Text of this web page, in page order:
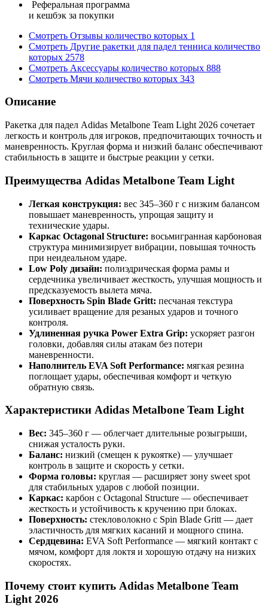
Реферальная программа
и кешбэк за покупки
Смотреть Отзывы количество которых 1
Смотреть Другие ракетки для падел тенниса количество
которых 2578
Смотреть Аксессуары количество которых 888
Смотреть Мячи количество которых 343
Описание
Ракетка для падел Adidas Metalbone Team Light 2026 сочетает
легкость и контроль для игроков, предпочитающих точность и
маневренность. Круглая форма и низкий баланс обеспечивают
стабильность в защите и быстрые реакции у сетки.
Преимущества Adidas Metalbone Team Light
Легкая конструкция: вес 345–360 г с низким балансом
повышает маневренность, упрощая защиту и
технические удары.
Каркас Octagonal Structure: восьмигранная карбоновая
структура минимизирует вибрации, повышая точность
при неидеальном ударе.
Low Poly дизайн: полиэдрическая форма рамы и
сердечника увеличивает жесткость, улучшая мощность и
предсказуемость вылета мяча.
Поверхность Spin Blade Gritt: песчаная текстура
усиливает вращение для резаных ударов и точного
контроля.
Удлиненная ручка Power Extra Grip: ускоряет разгон
головки, добавляя силы атакам без потери
маневренности.
Наполнитель EVA Soft Performance: мягкая резина
поглощает удары, обеспечивая комфорт и четкую
обратную связь.
Характеристики Adidas Metalbone Team Light
Вес: 345–360 г — облегчает длительные розыгрыши,
снижая усталость руки.
Баланс: низкий (смещен к рукоятке) — улучшает
контроль в защите и скорость у сетки.
Форма головы: круглая — расширяет зону sweet spot
для стабильных ударов с любой позиции.
Каркас: карбон с Octagonal Structure — обеспечивает
жесткость и устойчивость к кручению при блоках.
Поверхность: стекловолокно с Spin Blade Gritt — дает
эластичность для мягких касаний и мощного спина.
Сердцевина: EVA Soft Performance — мягкий контакт с
мячом, комфорт для локтя и хорошую отдачу на низких
скоростях.
Почему стоит купить Adidas Metalbone Team
Light 2026